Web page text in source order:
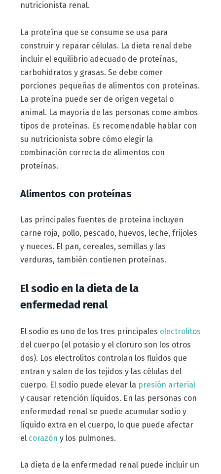
nutricionista renal.
La proteína que se consume se usa para
construir y reparar células. La dieta renal debe
incluir el equilibrio adecuado de proteínas,
carbohidratos y grasas. Se debe comer
porciones pequeñas de alimentos con proteínas.
La proteína puede ser de origen vegetal o
animal. La mayoría de las personas come ambos
tipos de proteínas. Es recomendable hablar con
su nutricionista sobre cómo elegir la
combinación correcta de alimentos con
proteínas.
Alimentos con proteínas
Las principales fuentes de proteína incluyen
carne roja, pollo, pescado, huevos, leche, frijoles
y nueces. El pan, cereales, semillas y las
verduras, también contienen proteínas.
El sodio en la dieta de la
enfermedad renal
El sodio es uno de los tres principales electrolitos
del cuerpo (el potasio y el cloruro son los otros
dos). Los electrolitos controlan los fluidos que
entran y salen de los tejidos y las células del
cuerpo. El sodio puede elevar la presión arterial
y causar retención líquidos. En las personas con
enfermedad renal se puede acumular sodio y
líquido extra en el cuerpo, lo que puede afectar
el corazón y los pulmones.
La dieta de la enfermedad renal puede incluir un